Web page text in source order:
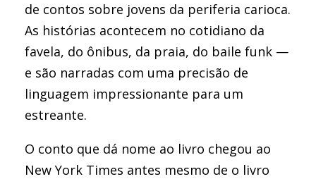
de contos sobre jovens da periferia carioca.
As histórias acontecem no cotidiano da
favela, do ônibus, da praia, do baile funk —
e são narradas com uma precisão de
linguagem impressionante para um
estreante.
O conto que dá nome ao livro chegou ao
New York Times antes mesmo de o livro